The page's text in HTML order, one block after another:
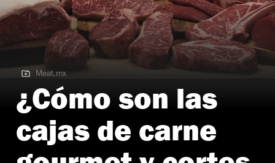
Meat.mx
Meat.mx
¿Cómo son las
cajas de carne